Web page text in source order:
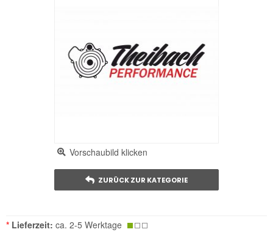
Vorschaubild klicken
ZURÜCK ZUR KATEGORIE
* Lieferzeit: ca. 2-5 Werktage